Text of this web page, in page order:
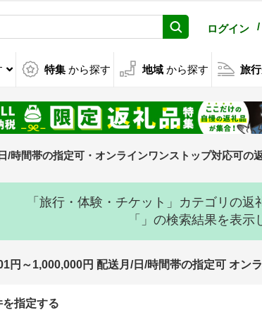
ログイン /
特集 から探す 地域 から探す 旅
/時間帯の指定可・オンラインワンストップ対応可の
「旅行・体験・チケット」カテゴリの返
「」の検索結果を表示
円～1,000,000円 配送月/日/時間帯の指定可 オン
指定する